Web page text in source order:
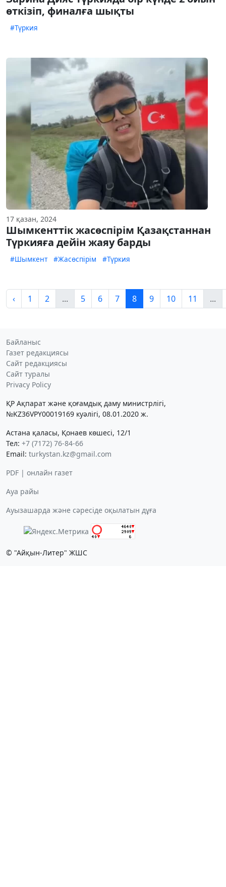
өткізіп, финалға шықты
#Түркия
17 қазан, 2024
Шымкенттік жасөспірім Қазақстаннан
Түркияға дейін жаяу барды
#Шымкент #Жасөспірім #Түркия
‹ 1 2 ... 5 6 7 8 9 10 11 ...
Байланыс
Газет редакциясы
Сайт редакциясы
Сайт туралы
Privacy Policy
ҚР Ақпарат және қоғамдық даму министрлігі,
№KZ36VPY00019169 куәлігі, 08.01.2020 ж.
Астана қаласы, Қонаев көшесі, 12/1
Тел: +7 (7172) 76-84-66
Email: turkystan.kz@gmail.com
PDF | онлайн газет
Ауа райы
Ауызашарда және сәресіде оқылатын дұға
© "Айқын-Литер" ЖШС